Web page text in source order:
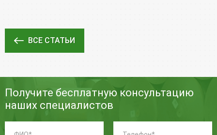
ВСЕ СТАТЬИ
Получите бесплатную консультацию
наших специалистов